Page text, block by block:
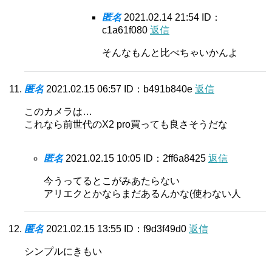
匿名 2021.02.14 21:54 ID：
c1a61f080 返信
そんなもんと比べちゃいかんよ
匿名 2021.02.15 06:57 ID：b491b840e 返信
このカメラは…
これなら前世代のX2 pro買っても良さそうだな
匿名 2021.02.15 10:05 ID：2ff6a8425 返信
今うってるとこがみあたらない
アリエクとかならまだあるんかな(使わない人
匿名 2021.02.15 13:55 ID：f9d3f49d0 返信
シンプルにきもい